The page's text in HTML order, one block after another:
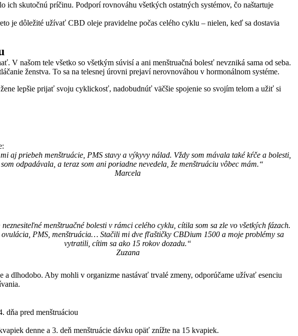
skutočnú príčinu. Podporí rovnováhu všetkých ostatných systémov, čo naštartuje
je dôležité užívať CBD oleje pravidelne počas celého cyklu – nielen, keď sa dostavia
V našom tele všetko so všetkým súvisí a ani menštruačná bolesť nevzniká sama od seba.
ženstva. To sa na telesnej úrovni prejaví nerovnováhou v hormonálnom systéme.
lepšie prijať svoju cyklickosť, nadobudnúť väčšie spojenie so svojím telom a užiť si
aj priebeh menštruácie, PMS stavy a výkyvy nálad. Vždy som mávala také kŕče a bolesti,
som odpadávala, a teraz som ani poriadne nevedela, že menštruáciu vôbec mám.“
Marcela
menštruačné bolesti v rámci celého cyklu, cítila som sa zle vo všetkých fázach.
PMS, menštruácia… Stačili mi dve fľaštičky CBDium 1500 a moje problémy sa
vytratili, cítim sa ako 15 rokov dozadu.“
Zuzana
dlhodobo. Aby mohli v organizme nastávať trvalé zmeny, odporúčame užívať esenciu
dňa pred menštruáciou
denne a 3. deň menštruácie dávku opäť znížte na 15 kvapiek.